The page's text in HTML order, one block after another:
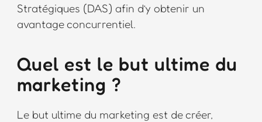
Stratégiques (DAS) afin d’y obtenir un
avantage concurrentiel.
Quel est le but ultime du
marketing ?
Le but ultime du marketing est de créer,